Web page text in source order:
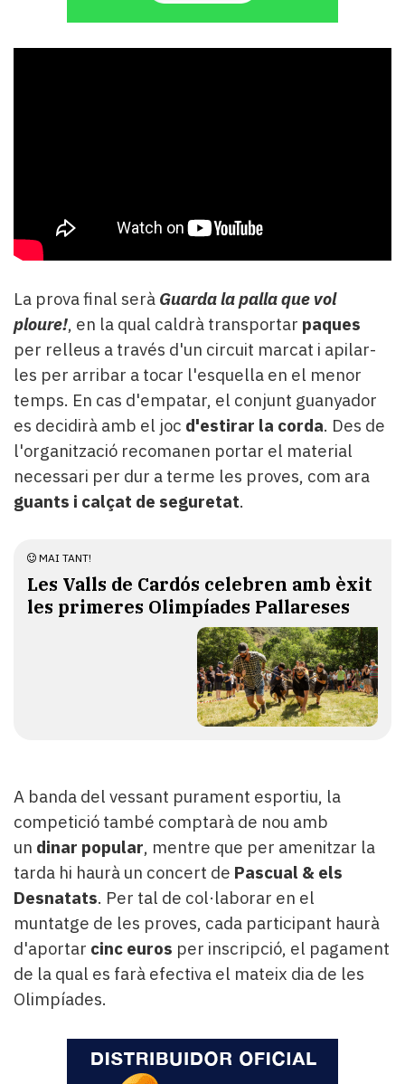
La prova final serà Guarda la palla que vol
ploure!, en la qual caldrà transportar paques
per relleus a través d'un circuit marcat i apilar-
les per arribar a tocar l'esquella en el menor
temps. En cas d'empatar, el conjunt guanyador
es decidirà amb el joc d'estirar la corda. Des de
l'organització recomanen portar el material
necessari per dur a terme les proves, com ara
guants i calçat de seguretat.
MAI TANT!
Les Valls de Cardós celebren amb èxit
les primeres Olimpíades Pallareses
A banda del vessant purament esportiu, la
competició també comptarà de nou amb
un dinar popular, mentre que per amenitzar la
tarda hi haurà un concert de Pascual & els
Desnatats. Per tal de col·laborar en el
muntatge de les proves, cada participant haurà
d'aportar cinc euros per inscripció, el pagament
de la qual es farà efectiva el mateix dia de les
Olimpíades.